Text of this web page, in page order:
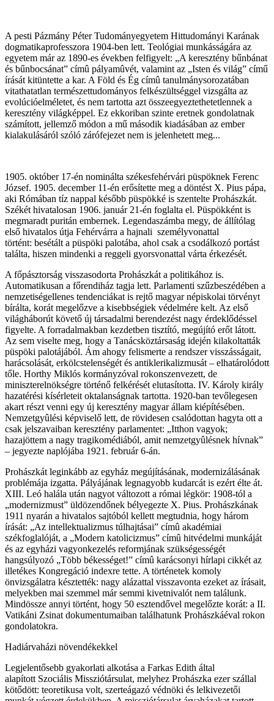
A pesti Pázmány Péter Tudományegyetem Hittudományi Karának
dogmatikaprofesszora 1904-ben lett. Teológiai munkásságára az
egyetem már az 1890-es években felfigyelt: „A keresztény bűnbánat
és bűnbocsánat” címû pályamûvét, valamint az „Isten és világ” című
írását kitüntette a kar. A Föld és Ég címû tanulmánysorozatában
vitathatatlan természettudományos felkészültséggel vizsgálta az
evolúcióelméletet, és nem tartotta azt összeegyeztethetetlennek a
keresztény világképpel. Ez ekkoriban szinte eretnek gondolatnak
számított, jellemző módon a mű második kiadásában az ember
kialakulásáról szóló zárófejezet nem is jelenhetett meg...
1905. október 17-én nominálta székesfehérvári püspöknek Ferenc
József. 1905. december 11-én erősítette meg a döntést X. Pius pápa,
aki Rómában tíz nappal később püspökké is szentelte Prohászkát.
Székét hivatalosan 1906. január 21-én foglalta el. Püspökként is
megmaradt puritán embernek. Legendaszámba megy, de állítólag
első hivatalos útja Fehérvárra a hajnali személyvonattal
történt: besétált a püspöki palotába, ahol csak a csodálkozó portást
találta, hiszen mindenki a reggeli gyorsvonattal várta érkezését.
A főpásztorság visszasodorta Prohászkát a politikához is.
Automatikusan a főrendiház tagja lett. Parlamenti szűzbeszédében a
nemzetiségellenes tendenciákat is rejtő magyar népiskolai törvényt
bírálta, korát megelőzve a kisebbségiek védelmére kelt. Az első
világháborút követő új társadalmi berendezést nagy érdeklődéssel
figyelte. A forradalmakban kezdetben tisztító, megújító erőt látott.
Az sem viselte meg, hogy a Tanácsköztársaság idején kilakoltatták
püspöki palotájából. Ám ahogy felismerte a rendszer visszásságait,
harácsolását, erkölcstelenségét és antiklerikalizmusát – elhatárolódott
tőle. Horthy Miklós kormányzóval rokonszenvezett, de
miniszterelnökségre történő felkérését elutasította. IV. Károly király
hazatérési kísérleteit oktalanságnak tartotta. 1920-ban tevőlegesen
akart részt venni egy új keresztény magyar állam kiépítésében.
Nemzetgyûlési képviselő lett, de rövidesen csalódottan hagyta ott a
csak jelszavaiban keresztény parlamentet: „Itthon vagyok;
hazajöttem a nagy tragikomédiából, amit nemzetgyûlésnek hívnak”
– jegyezte naplójába 1921. február 6-án.
Prohászkát leginkább az egyház megújításának, modernizálásának
problémája izgatta. Pályájának legnagyobb kudarcát is ezért élte át.
XIII. Leó halála után nagyot változott a római légkör: 1908-tól a
„modernizmust” üldözendőnek bélyegezte X. Pius. Prohászkának
1911 nyarán a hivatalos sajtóból kellett megtudnia, hogy három
írását: „Az intellektualizmus túlhajtásai” címû akadémiai
székfoglalóját, a „Modern katolicizmus” címû hitvédelmi munkáját
és az egyházi vagyonkezelés reformjának szükségességét
hangsúlyozó „Több békességet!” címû karácsonyi hírlapi cikkét az
illetékes Kongregáció indexre tette. A történetek komoly
önvizsgálatra késztették: nagy alázattal visszavonta ezeket az írásait,
melyekben mai szemmel már semmi kivetnivalót nem találunk.
Mindössze annyi történt, hogy 50 esztendővel megelőzte korát: a II.
Vatikáni Zsinat dokumentumaiban találhatunk Prohászkáéval rokon
gondolatokra.
Hadiárvaházi növendékekkel
Legjelentősebb gyakorlati alkotása a Farkas Edith által
alapított Szociális Missziótársulat, melyhez Prohászka ezer szállal
kötődött: teoretikusa volt, szerteágazó védnöki és lelkivezetői